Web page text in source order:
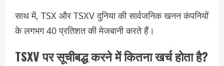
साथ में, TSX और TSXV दुनिया की सार्वजनिक खनन कंपनियों
के लगभग 40 प्रतिशत की मेजबानी करते हैं।
TSXV पर सूचीबद्ध करने में कितना खर्च होता है?